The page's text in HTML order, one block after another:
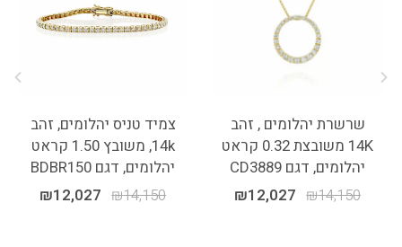
שרשרת יהלומים , זהב
14K משובצת 0.32 קראט
יהלומים, דגם CD3889
₪14,150
₪12,027
צמיד טניס יהלומים, זהב
14k, משובץ 1.50 קראט
יהלומים, דגם BDBR150
₪14,150
₪12,027